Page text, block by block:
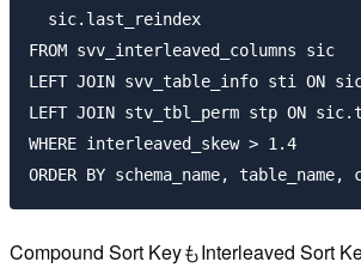
  sic.last_reindex
FROM svv_interleaved_columns sic
LEFT JOIN svv_table_info sti ON
LEFT JOIN stv_tbl_perm stp ON
WHERE interleaved_skew > 1.4
Compound Sort KeyもInterleaved Sort